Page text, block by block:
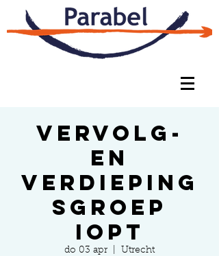
Vervolg-
en
verdieping
sgroep
IopT
do 03 apr Utrecht